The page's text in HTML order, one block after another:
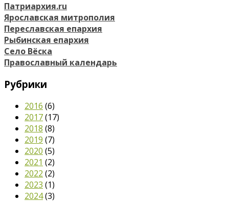
Патриархия.ru
Ярославская митрополия
Переславская епархия
Рыбинская епархия
Село Вёска
Православный календарь
Рубрики
2016 (6)
2017(17)
2018 (8)
2019 (7)
2020 (5)
2021 (2)
2022 (2)
2023 (1)
2024(3)